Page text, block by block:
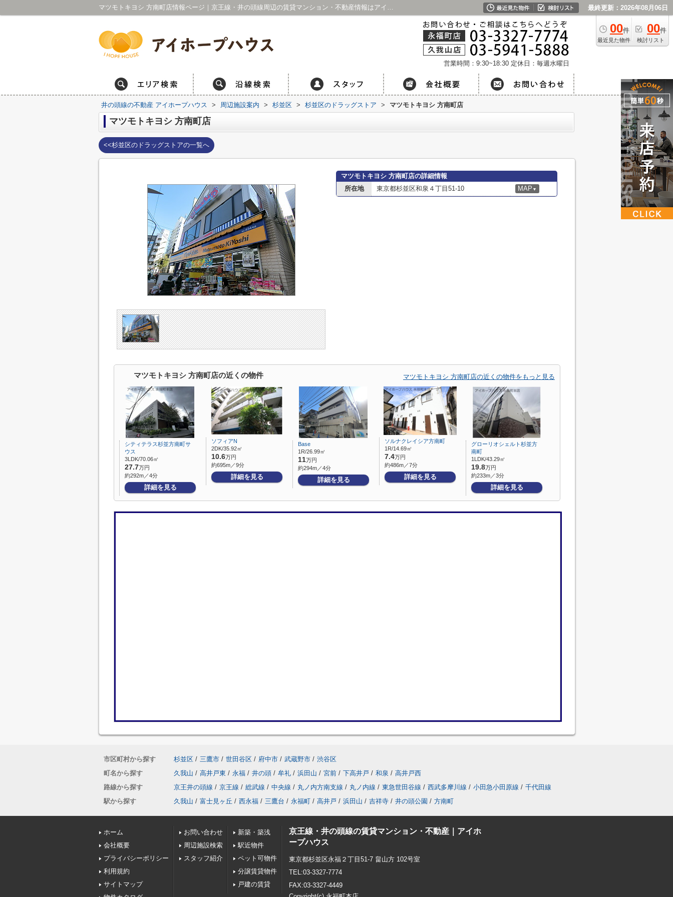
マツモトキヨシ 方南町店情報ページ｜京王線・井の頭線周辺の賃貸マンション・不動産情報はアイホープハウス 永福町店・久我山店 最終更新：2026年08月06日
00件
最近見た物件
00件
検討リスト
営業時間：9:30~18:30 定休日：毎週水曜日
井の頭線の不動産 アイホープハウス > 周辺施設案内 > 杉並区 > 杉並区のドラッグストア > マツモトキヨシ 方南町店
マツモトキヨシ 方南町店
<<杉並区のドラッグストアの一覧へ
マツモトキヨシ 方南町店の詳細情報
所在地
東京都杉並区和泉４丁目51-10 MAP ▼
マツモトキヨシ 方南町店の近くの物件 マツモトキヨシ 方南町店の近くの物件をもっと見る
シティテラス杉並方南町サ
ウス
3LDK/70.06㎡
27.7万円
約292m／4分
詳細を見る
ソフィアN
2DK/35.92㎡
10.6万円
約695m／9分
詳細を見る
Base
1R/26.99㎡
11万円
約294m／4分
詳細を見る
ソルナクレイシア方南町
1R/14.69㎡
7.4万円
約486m／7分
詳細を見る
グローリオシェルト杉並方
南町
1LDK/43.29㎡
19.8万円
約233m／3分
詳細を見る
市区町村から探す 杉並区 / 三鷹市 / 世田谷区 / 府中市 / 武蔵野市 / 渋谷区
町名から探す
久我山 / 高井戸東 / 永福 / 井の頭 / 牟礼 / 浜田山 / 宮前 / 下高井戸 / 和泉 / 高井戸西
路線から探す
京王井の頭線 / 京王線 / 総武線 / 中央線 / 丸ノ内方南支線 / 丸ノ内線 / 東急世田谷線 / 西武多摩川線 / 小田急小田原線 / 千代田線
駅から探す
久我山 / 富士見ヶ丘 / 西永福 / 三鷹台 / 永福町 / 高井戸 / 浜田山 / 吉祥寺 / 井の頭公園 / 方南町
ホーム
会社概要
プライバシーポリシー
利用規約
サイトマップ
お問い合わせ
周辺施設検索
スタッフ紹介
新築・築浅
駅近物件
ペット可物件
分譲賃貸物件
戸建の賃貸
京王線・井の頭線の賃貸マンション・不動産｜アイホ
ープハウス
東京都杉並区永福２丁目51-7 畠山方 102号室
TEL:03-3327-7774
FAX:03-3327-4449